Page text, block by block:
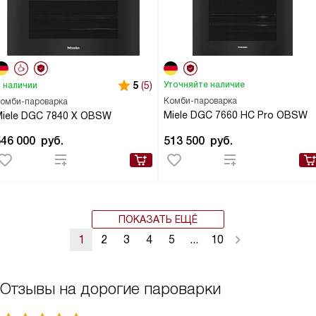
пароварка
DGC 7840 X OBSW
наличии 5 (5)
000 руб.
Комби-пароварка
Miele DGC 7660 HC Pro OBSW
Уточняйте наличие
513 500 руб.
ПОКАЗАТЬ ЕЩЁ
1 2 3 4 5 ... 10
Отзывы на дорогие пароварки